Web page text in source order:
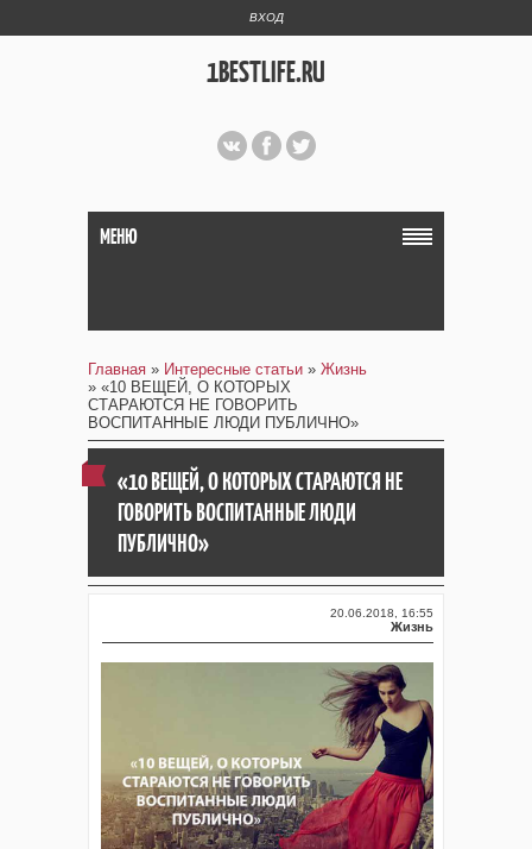
ВХОД
1BESTLIFE.RU
МЕНЮ
Главная » Интересные статьи » Жизнь
» «10 ВЕЩЕЙ, О КОТОРЫХ
СТАРАЮТСЯ НЕ ГОВОРИТЬ
ВОСПИТАННЫЕ ЛЮДИ ПУБЛИЧНО»
«10 ВЕЩЕЙ, О КОТОРЫХ СТАРАЮТСЯ НЕ
ГОВОРИТЬ ВОСПИТАННЫЕ ЛЮДИ
ПУБЛИЧНО»
20.06.2018, 16:55
Жизнь